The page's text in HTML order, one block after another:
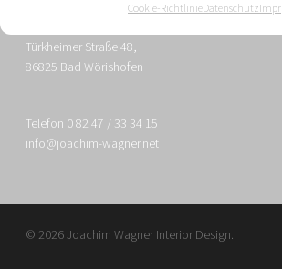
Cookie-RichtlinieDatenschutzImpr
Türkheimer Straße 48,
86825 Bad Wörishofen
Telefon 0 82 47 / 33 34 15
info@joachim-wagner.net
© 2026 Joachim Wagner Interior Design.